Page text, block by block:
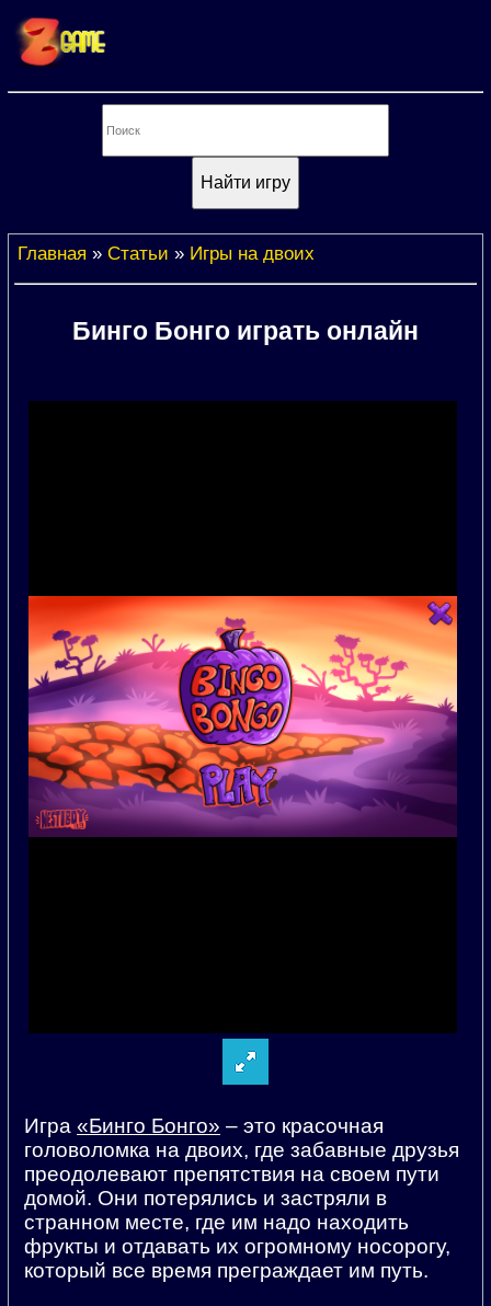
Главная » Статьи » Игры на двоих
Бинго Бонго играть онлайн
Игра «Бинго Бонго» – это красочная
головоломка на двоих, где забавные друзья
преодолевают препятствия на своем пути
домой. Они потерялись и застряли в
странном месте, где им надо находить
фрукты и отдавать их огромному носорогу,
который все время преграждает им путь.